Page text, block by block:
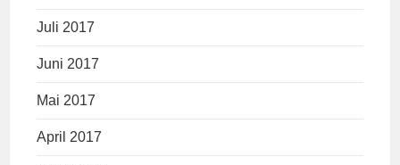
Juli 2017
Juni 2017
Mai 2017
April 2017